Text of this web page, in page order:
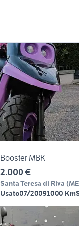
Booster MBK
2.000 €
Santa Teresa di Riva (ME
Usato07/20091000 Km